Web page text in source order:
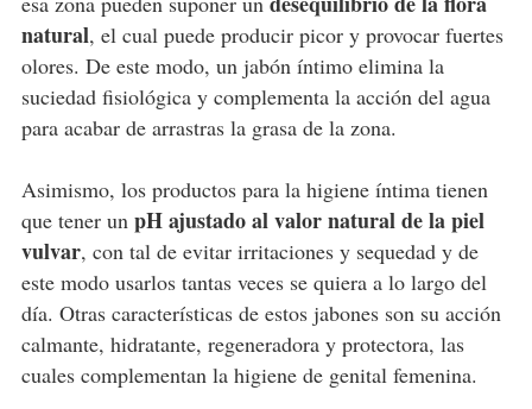
natural, el cual puede producir picor y provocar fuertes
olores. De este modo, un jabón íntimo elimina la
suciedad fisiológica y complementa la acción del agua
para acabar de arrastras la grasa de la zona.
Asimismo, los productos para la higiene íntima tienen
que tener un pH ajustado al valor natural de la piel
vulvar, con tal de evitar irritaciones y sequedad y de
este modo usarlos tantas veces se quiera a lo largo del
día. Otras características de estos jabones son su acción
calmante, hidratante, regeneradora y protectora, las
cuales complementan la higiene de genital femenina.